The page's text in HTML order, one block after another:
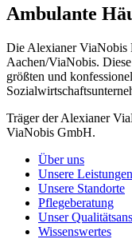
Ambulante
Die Alexianer ViaNobis
Aachen/ViaNobis.
größten und
Träger der Alexianer
ViaNobis GmbH.
Über uns
Unsere Leistungen
Unsere Standorte
Pflegeberatung
Unser
Wissenswertes